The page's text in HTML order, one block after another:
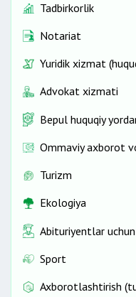
Tadbirkorlik
Notariat
Yuridik xizmat
Advokat xizmati
Bepul huquqiy
Ommaviy axborot
Turizm
Ekologiya
Abituriyentlar uchun
Sport
Axborotlashtirish